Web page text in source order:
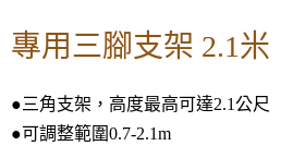
專用三腳支架 2.1米
●三角支架，高度最高可達2.1公尺
●可調整範圍0.7-2.1m